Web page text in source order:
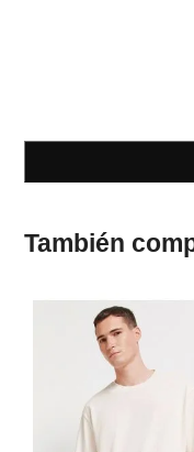
También